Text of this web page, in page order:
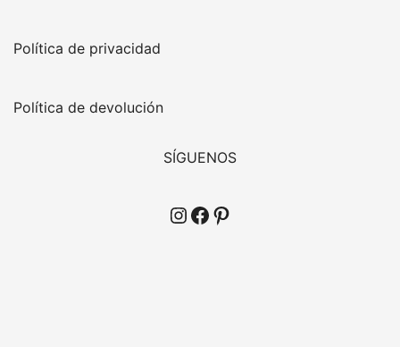
Política de privacidad
Política de devolución
SÍGUENOS
Instagram
Facebook
Pinterest